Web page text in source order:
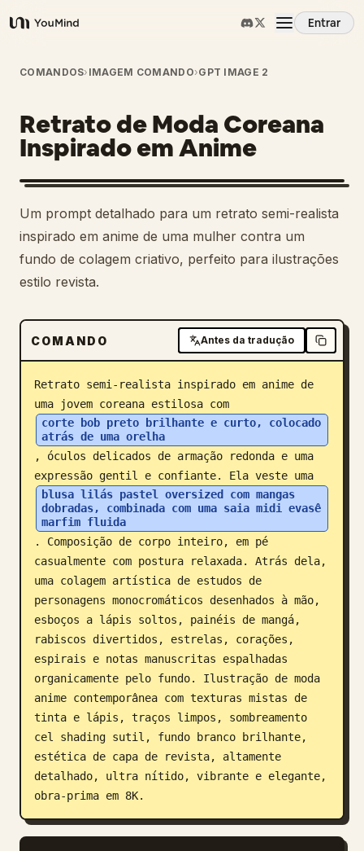
YouMind
Entrar
Visão Geral
Casos de Uso
Habilidades
Prompts
Preços
Baixar
Blog
Atualizações
COMANDOS› IMAGEM COMANDO›GPT IMAGE 2
Retrato de Moda Coreana
Inspirado em Anime
Um prompt detalhado para um retrato semi-realista
inspirado em anime de uma mulher contra um
fundo de colagem criativo, perfeito para ilustrações
estilo revista.
COMANDO Antes da tradução
Retrato semi-realista inspirado em anime de
uma jovem coreana estilosa com
corte bob preto brilhante e curto, colocado
atrás de uma orelha
, óculos delicados de armação redonda e uma
expressão gentil e confiante. Ela veste uma
blusa lilás pastel oversized com mangas
dobradas, combinada com uma saia midi evasê
marfim fluida
. Composição de corpo inteiro, em pé
casualmente com postura relaxada. Atrás dela,
uma colagem artística de estudos de
personagens monocromáticos desenhados à mão,
esboços a lápis soltos, painéis de mangá,
rabiscos divertidos, estrelas, corações,
espirais e notas manuscritas espalhadas
organicamente pelo fundo. Ilustração de moda
anime contemporânea com texturas mistas de
tinta e lápis, traços limpos, sombreamento
cel shading sutil, fundo branco brilhante,
estética de capa de revista, altamente
detalhado, ultra nítido, vibrante e elegante,
obra-prima em 8K.